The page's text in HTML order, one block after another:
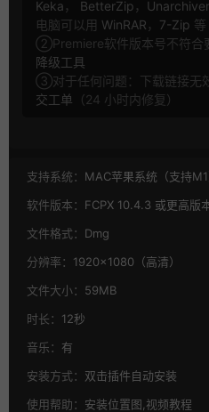
Keka ， BetterZip ， Unarchiver
电脑可以用 WinRAR ， 7-Zip 等
②Premiere软件版本号不符合
降级工具
③对于任何问题：下载链接无
交工单 （24 小时内修复）
支持系统： MAC苹果系统（支持M1
软件版本： FCPX 10.4.3 或更高版
文件格式： Dmg
分辨率： 1920×1080（高清）
文件大小： 59MB
时长： 12秒
音乐： 有
安装方式： 双击插件自动安装
使用帮助： 安装位置图,视频教程